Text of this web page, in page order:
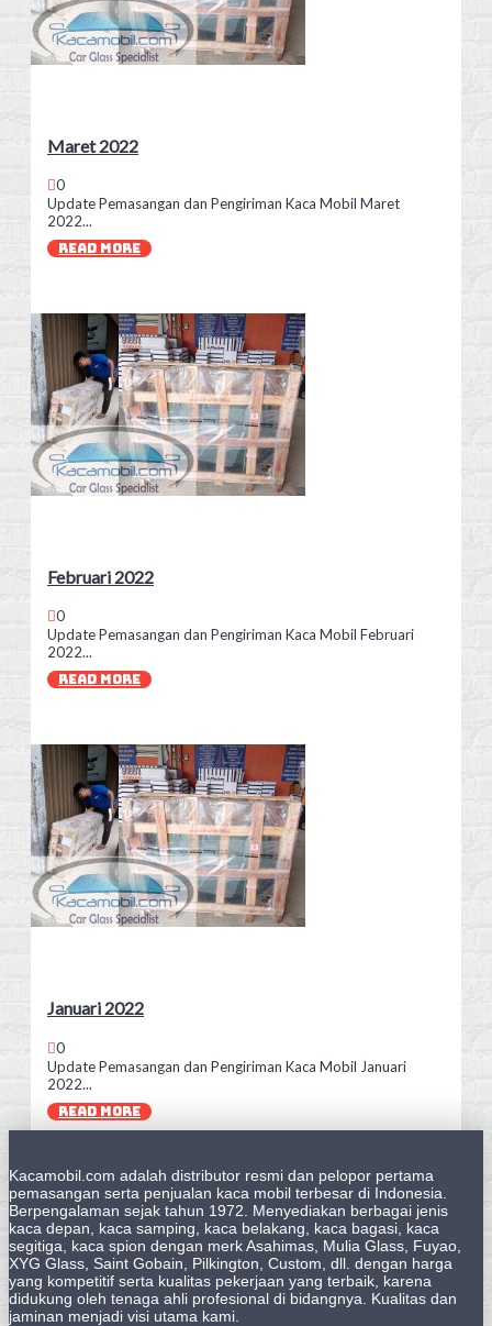
Maret 2022
0
Update Pemasangan dan Pengiriman Kaca Mobil Maret
2022...
READ MORE
Februari 2022
0
Update Pemasangan dan Pengiriman Kaca Mobil Februari
2022...
READ MORE
Januari 2022
0
Update Pemasangan dan Pengiriman Kaca Mobil Januari
2022...
READ MORE
Kacamobil.com adalah distributor resmi dan pelopor pertama
pemasangan serta penjualan kaca mobil terbesar di Indonesia.
Berpengalaman sejak tahun 1972. Menyediakan berbagai jenis
kaca depan, kaca samping, kaca belakang, kaca bagasi, kaca
segitiga, kaca spion dengan merk Asahimas, Mulia Glass, Fuyao,
XYG Glass, Saint Gobain, Pilkington, Custom, dll. dengan harga
yang kompetitif serta kualitas pekerjaan yang terbaik, karena
didukung oleh tenaga ahli profesional di bidangnya. Kualitas dan
jaminan menjadi visi utama kami.